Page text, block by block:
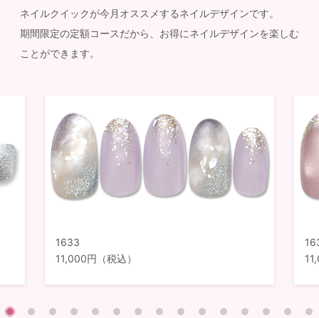
ネイルクイックが今月オススメするネイルデザインです。
期間限定の定額コースだから、お得にネイルデザインを楽しむ
ことができます。
1633
11,000円（税込）